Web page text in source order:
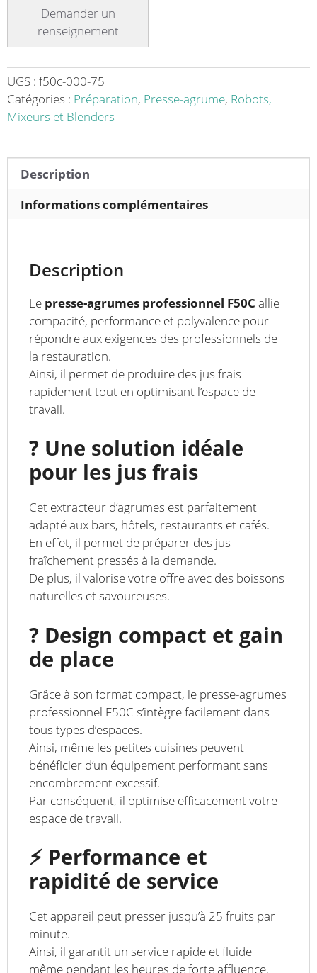
agrumes
F50
C
20-
25
numérique
UGS : f50c-000-75
Catégories : Préparation, Presse-agrume, Robots,
Mixeurs et Blenders
Description
Informations complémentaires
Description
Le presse-agrumes professionnel F50C allie
compacité, performance et polyvalence pour
répondre aux exigences des professionnels de
la restauration.
Ainsi, il permet de produire des jus frais
rapidement tout en optimisant l’espace de
travail.
? Une solution idéale
pour les jus frais
Cet extracteur d’agrumes est parfaitement
adapté aux bars, hôtels, restaurants et cafés.
En effet, il permet de préparer des jus
fraîchement pressés à la demande.
De plus, il valorise votre offre avec des boissons
naturelles et savoureuses.
? Design compact et gain
de place
Grâce à son format compact, le presse-agrumes
professionnel F50C s’intègre facilement dans
tous types d’espaces.
Ainsi, même les petites cuisines peuvent
bénéficier d’un équipement performant sans
encombrement excessif.
Par conséquent, il optimise efficacement votre
espace de travail.
⚡ Performance et
rapidité de service
Cet appareil peut presser jusqu’à 25 fruits par
minute.
Ainsi, il garantit un service rapide et fluide
même pendant les heures de forte affluence.